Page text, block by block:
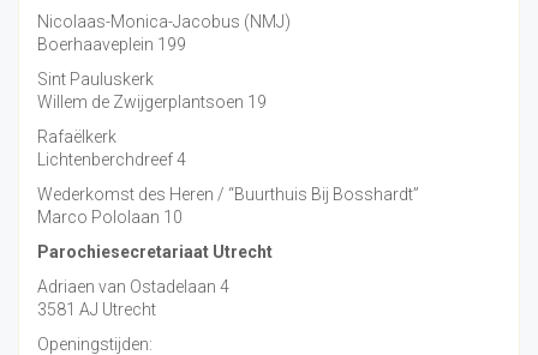
Nicolaas-Monica-Jacobus (NMJ)
Boerhaaveplein 199
Sint Pauluskerk
Willem de Zwijgerplantsoen 19
Rafaëlkerk
Lichtenberchdreef 4
Wederkomst des Heren / “Buurthuis Bij Bosshardt”
Marco Pololaan 10
Parochiesecretariaat Utrecht
Adriaen van Ostadelaan 4
3581 AJ Utrecht
Openingstijden: